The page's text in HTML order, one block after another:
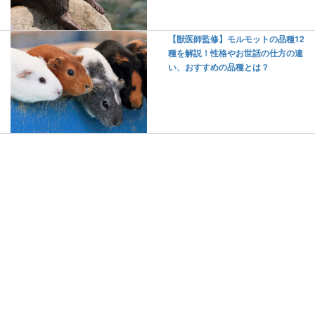
【獣医師監修】モルモットの品種12
種を解説！性格やお世話の仕方の違
い、おすすめの品種とは？